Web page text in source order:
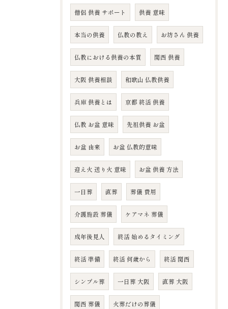
僧侶 供養 サポート 供養 意味
本当の供養 仏教の教え お坊さん 供養
仏教における供養の本質 関西 供養
大阪 供養相談 和歌山 仏教供養
兵庫 供養とは 京都 終活 供養
仏教 お盆 意味 先祖供養 お盆
お盆 由来 お盆 仏教的意味
迎え火 送り火 意味 お盆 供養 方法
一日葬 直葬 葬儀 費用
介護施設 葬儀 ケアマネ 葬儀
成年後見人 終活 始めるタイミング
終活 準備 終活 何歳から 終活 関西
シンプル葬 一日葬 大阪 直葬 大阪
関西 葬儀 火葬だけの葬儀